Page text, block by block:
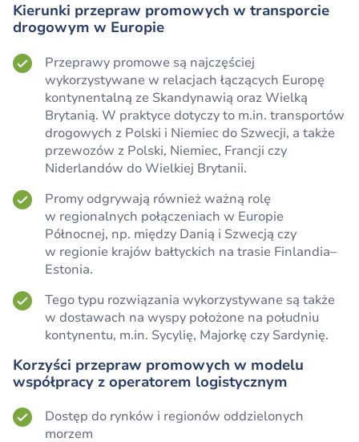
Kierunki przepraw promowych w transporcie
drogowym w Europie
Przeprawy promowe są najczęściej
wykorzystywane w relacjach łączących Europę
kontynentalną ze Skandynawią oraz Wielką
Brytanią. W praktyce dotyczy to m.in. transportów
drogowych z Polski i Niemiec do Szwecji, a także
przewozów z Polski, Niemiec, Francji czy
Niderlandów do Wielkiej Brytanii.
Promy odgrywają również ważną rolę
w regionalnych połączeniach w Europie
Północnej, np. między Danią i Szwecją czy
w regionie krajów bałtyckich na trasie Finlandia–
Estonia.
Tego typu rozwiązania wykorzystywane są także
w dostawach na wyspy położone na południu
kontynentu, m.in. Sycylię, Majorkę czy Sardynię.
Korzyści przepraw promowych w modelu
współpracy z operatorem logistycznym
Dostęp do rynków i regionów oddzielonych
morzem